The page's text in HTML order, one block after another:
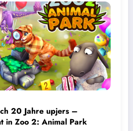
20 Jahre upjers –
in Zoo 2: Animal Park